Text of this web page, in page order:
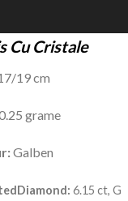
Cu Cristale
19 cm
grame
Galben
6.15 ct, G